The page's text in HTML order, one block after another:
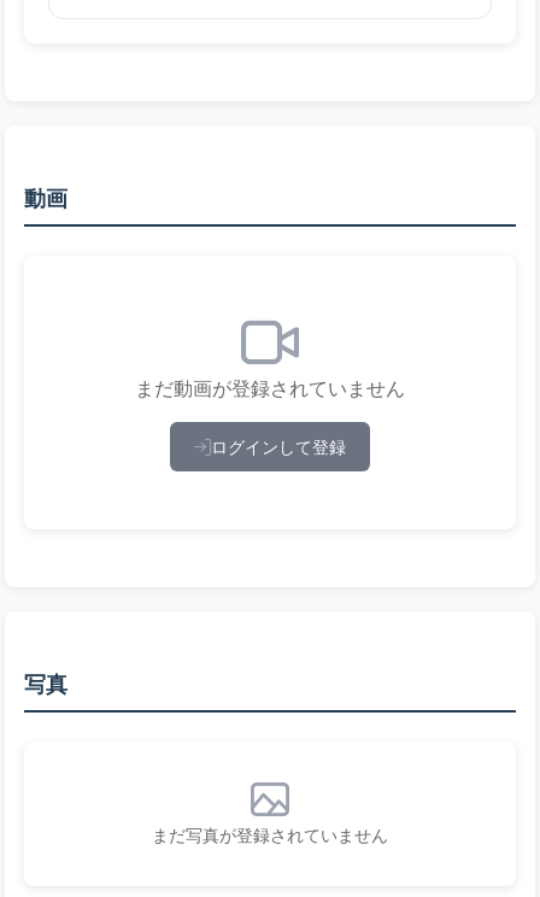
動画
まだ動画が登録されていません
ログインして登録
写真
まだ写真が登録されていません